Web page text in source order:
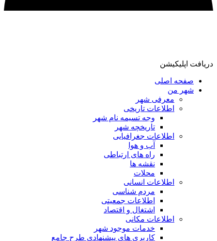
دریافت اپلیکیشن
صفحه اصلی
شهر من
معرفی شهر
اطلاعات تاریخی
وجه تسیمه نام شهر
تاریخچه شهر
اطلاعات جغرافیایی
آب و هوا
راه های ارتباطی
نقشه ها
محلات
اطلاعات انسانی
مردم شناسی
اطلاعات جمعیتی
اشتغال و اقتصاد
اطلاعات مکانی
خدمات موجود شهر
کاربری های پیشنهادی طرح جامع